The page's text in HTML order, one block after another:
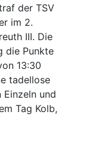
der TSV
im 2.
III. Die
die Punkte
13:30
tadellose
und
Tag Kolb,